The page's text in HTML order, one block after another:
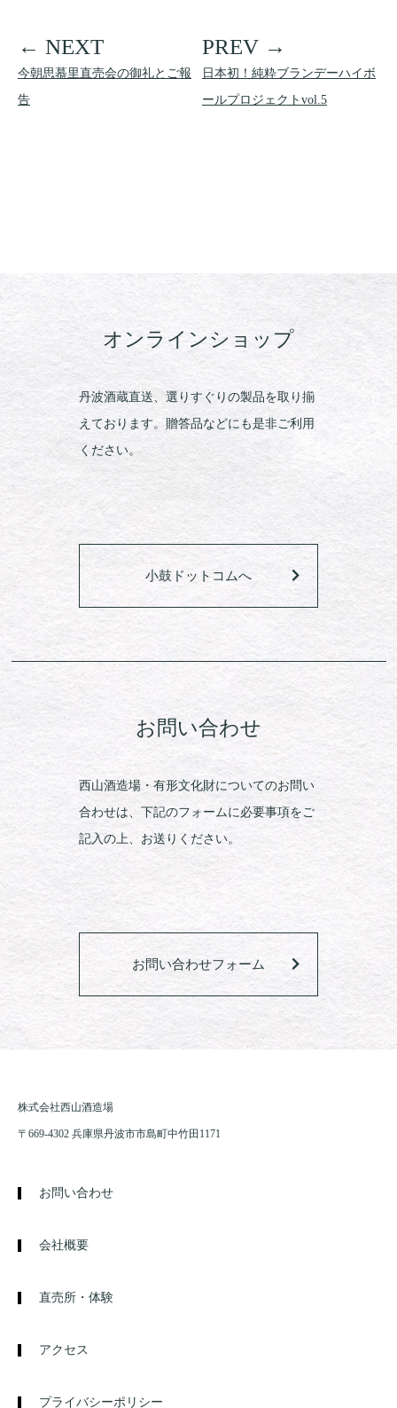
今朝思慕里直売会の御礼とご報
告
日本初！純粋ブランデーハイボ
ールプロジェクトvol.5
オンラインショップ
丹波酒蔵直送、選りすぐりの製品を取り揃
えております。贈答品などにも是非ご利用
ください。
小鼓ドットコムへ
お問い合わせ
西山酒造場・有形文化財についてのお問い
合わせは、下記のフォームに必要事項をご
記入の上、お送りください。
お問い合わせフォーム
株式会社西山酒造場
〒669-4302 兵庫県丹波市市島町中竹田1171
お問い合わせ
会社概要
直売所・体験
アクセス
プライバシーポリシー